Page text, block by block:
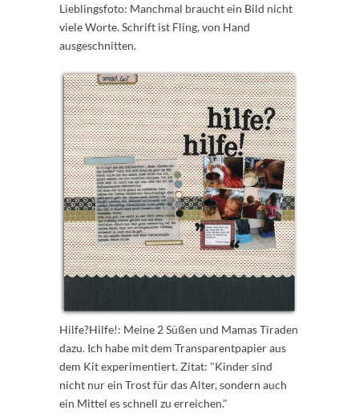
Lieblingsfoto: Manchmal braucht ein Bild nicht
viele Worte. Schrift ist Fling, von Hand
ausgeschnitten.
Hilfe?Hilfe!: Meine 2 Süßen und Mamas Tiraden
dazu. Ich habe mit dem Transparentpapier aus
dem Kit experimentiert. Zitat: "Kinder sind
nicht nur ein Trost für das Alter, sondern auch
ein Mittel es schnell zu erreichen."